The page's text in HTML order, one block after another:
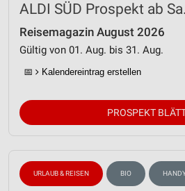
ALDI SÜD Prospekt ab
Reisemagazin August 2026
Gültig von 01. Aug. bis 31. Aug.
📅 Kalendereintrag erstellen
PROSPEKT
URLAUB & REISEN BIO